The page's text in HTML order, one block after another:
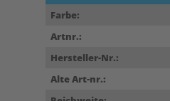
Farbe:
Artnr.:
Hersteller-Nr.:
Alte Art-nr.: